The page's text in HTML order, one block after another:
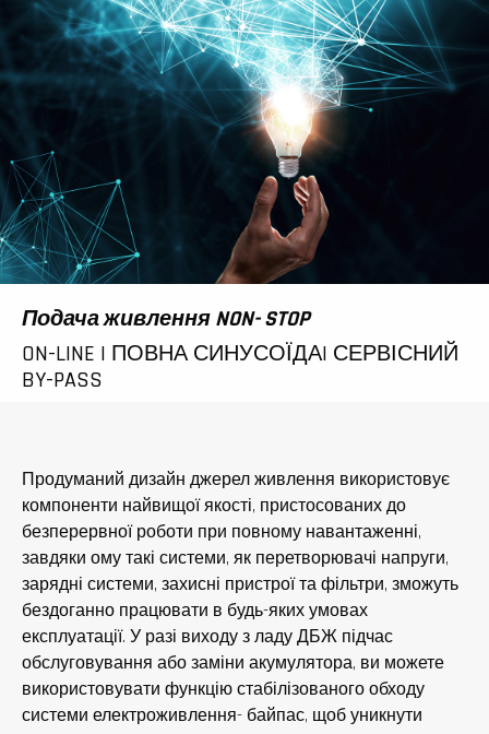
Подача живленняNON- STOP
ON-LINE | ПОВНА СИНУСОЇДА| СЕРВІСНИЙ
BY-PASS
Продуманий дизайн джерел живлення використовує
компоненти найвищої якості, пристосованих до
безперервної роботи при повному навантаженні,
завдяки ому такі системи, як перетворювачі напруги,
зарядні системи, захисні пристрої та фільтри, зможуть
бездоганно працювати в будь-яких умовах
експлуатації. У разі виходу з ладу ДБЖ підчас
обслуговування або заміни акумулятора, ви можете
використовувати функцію стабілізованого обходу
системи електроживлення- байпас, щоб уникнути